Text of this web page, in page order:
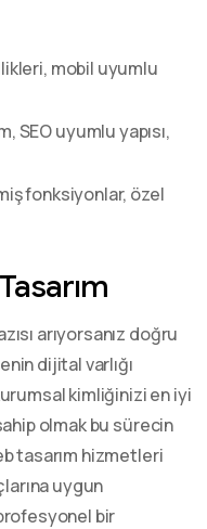
mobil uyumlu
SEO uyumlu yapısı,
fonksiyonlar, özel
arıyorsanız doğru
dijital varlığı
kimliğinizi en iyi
olmak bu sürecin
tasarım hizmetleri
uygun
bir